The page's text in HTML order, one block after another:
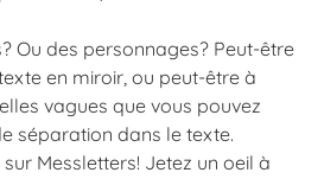
Ou des personnages? Peut-être
en miroir, ou peut-être à
vagues que vous pouvez
séparation dans le texte.
Messletters! Jetez un oeil à